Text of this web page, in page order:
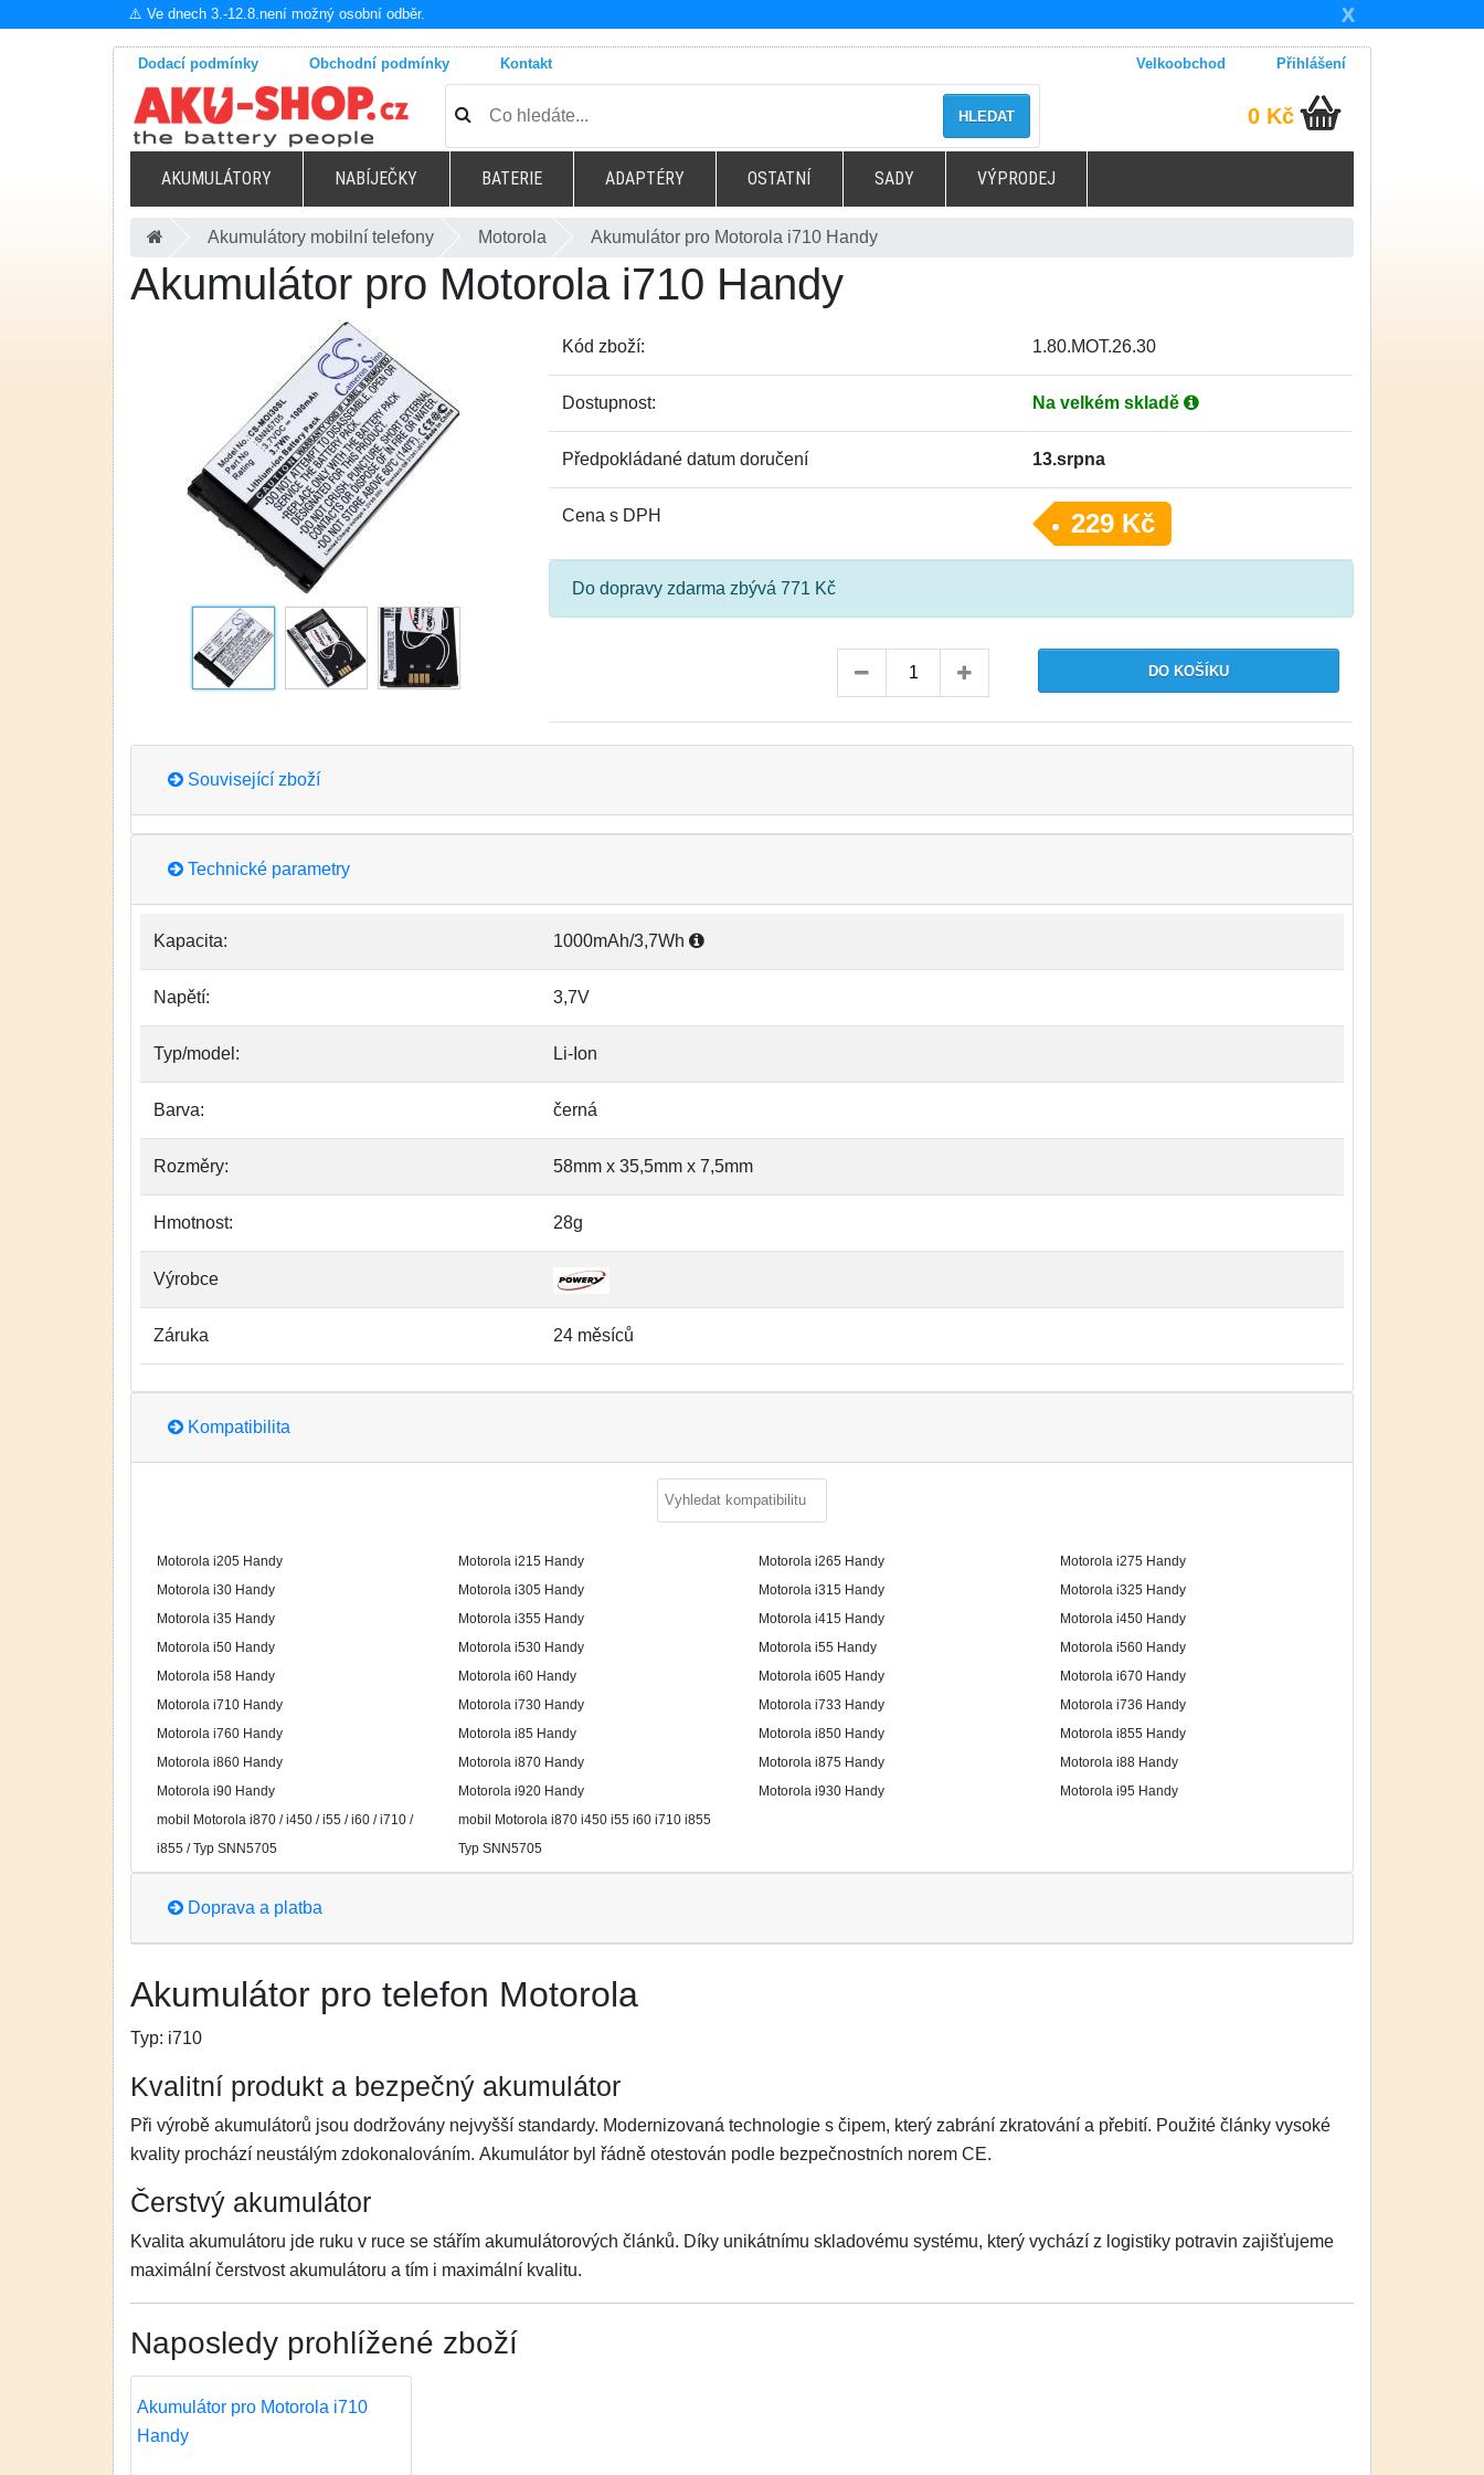
X
⚠️ Ve dnech 3.-12.8.není možný osobní odběr.
Dodací podmínky Obchodní podmínky Kontakt Velkoobchod Přihlášení
HLEDAT 0 Kč
AKUMULÁTORY NABÍJEČKY BATERIE ADAPTÉRY OSTATNÍ SADY VÝPRODEJ
Akumulátory mobilní telefony Motorola Akumulátor pro Motorola i710 Handy
Akumulátor pro Motorola i710 Handy
Kód zboží: 1.80.MOT.26.30
Dostupnost: Na velkém skladě
Předpokládané datum doručení 13.srpna
Cena s DPH 229 Kč
Do dopravy zdarma zbývá 771 Kč
Související zboží
Technické parametry
Kapacita: 1000mAh/3,7Wh
Napětí: 3,7V
Typ/model: Li-Ion
Barva: černá
Rozměry: 58mm x 35,5mm x 7,5mm
Hmotnost: 28g
Výrobce
Záruka 24 měsíců
Kompatibilita
Motorola i205 Handy Motorola i215 Handy Motorola i265 Handy
Motorola i275 Handy
Motorola i30 Handy
Motorola i305 Handy Motorola i315 Handy
Motorola i325 Handy
Motorola i35 Handy
Motorola i355 Handy Motorola i415 Handy
Motorola i450 Handy
Motorola i50 Handy
Motorola i530 Handy Motorola i55 Handy
Motorola i560 Handy
Motorola i58 Handy
Motorola i60 Handy Motorola i605 Handy
Motorola i670 Handy
Motorola i710 Handy
Motorola i730 Handy Motorola i733 Handy
Motorola i736 Handy
Motorola i760 Handy
Motorola i85 Handy Motorola i850 Handy
Motorola i855 Handy
Motorola i860 Handy
Motorola i870 Handy Motorola i875 Handy
Motorola i88 Handy
Motorola i90 Handy
Motorola i920 Handy Motorola i930 Handy
Motorola i95 Handy
mobil Motorola i870 / i450 / i55 / i60 / i710 /
i855 / Typ SNN5705
mobil Motorola i870 i450 i55 i60 i710 i855
Typ SNN5705
Doprava a platba
Akumulátor pro telefon Motorola
Typ: i710
Kvalitní produkt a bezpečný akumulátor
Při výrobě akumulátorů jsou dodržovány nejvyšší standardy. Modernizovaná technologie s čipem, který zabrání zkratování a přebití. Použité články vysoké
kvality prochází neustálým zdokonalováním. Akumulátor byl řádně otestován podle bezpečnostních norem CE.
Čerstvý akumulátor
Kvalita akumulátoru jde ruku v ruce se stářím akumulátorových článků. Díky unikátnímu skladovému systému, který vychází z logistiky potravin zajišťujeme
maximální čerstvost akumulátoru a tím i maximální kvalitu.
Naposledy prohlížené zboží
Akumulátor pro Motorola i710
Handy